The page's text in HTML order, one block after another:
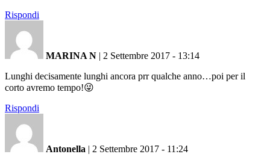
Rispondi
MARINA N | 2 Settembre 2017 - 13:14
Lunghi decisamente lunghi ancora prr qualche anno…poi per il
corto avremo tempo!😜
Rispondi
Antonella | 2 Settembre 2017 - 11:24